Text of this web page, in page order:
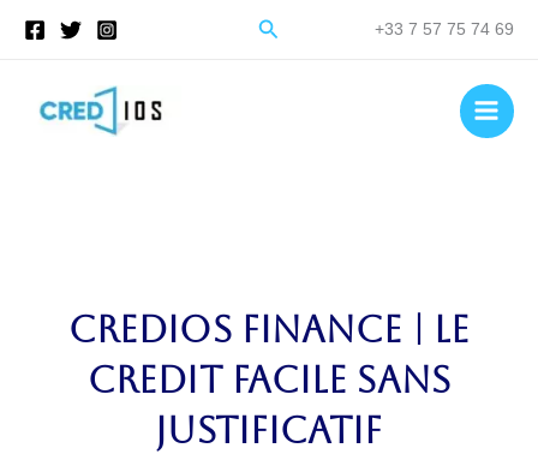
Rechercher +33 7 57 75 74 69
CREDIOS Finance | Le
credit facile sans
justificatif